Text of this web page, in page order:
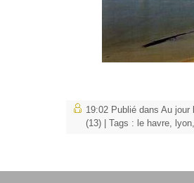
19:02 Publié dans Au jour
(13) | Tags : le havre, lyon